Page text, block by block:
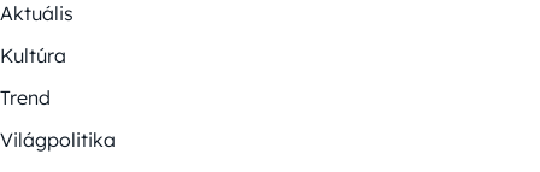
Aktuális
Kultúra
Trend
Világpolitika